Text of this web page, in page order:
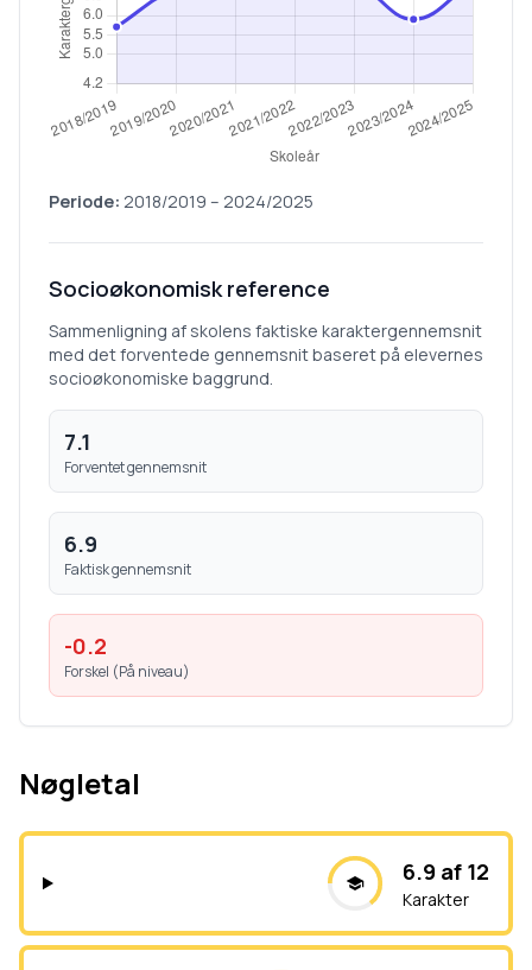
Periode: 2018/2019 – 2024/2025
Socioøkonomisk reference
Sammenligning af skolens faktiske karaktergennemsnit
med det forventede gennemsnit baseret på elevernes
socioøkonomiske baggrund.
7.1
Forventet gennemsnit
6.9
Faktisk gennemsnit
-0.2
Forskel (På niveau)
Nøgletal
6.9 af 12
Karakter